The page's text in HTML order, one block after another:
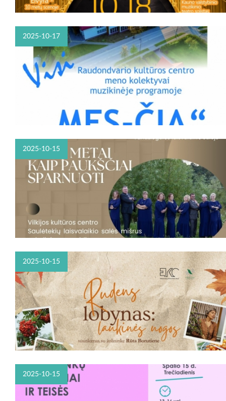
2025-10-17
2025-10-15
2025-10-15
2025-10-15